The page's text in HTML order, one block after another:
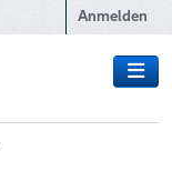
Anmelden